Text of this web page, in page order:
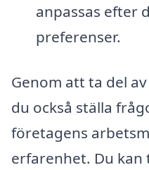
anpassas efter
preferenser.
Genom att ta del
du också ställa
företagens
erfarenhet. Du kan